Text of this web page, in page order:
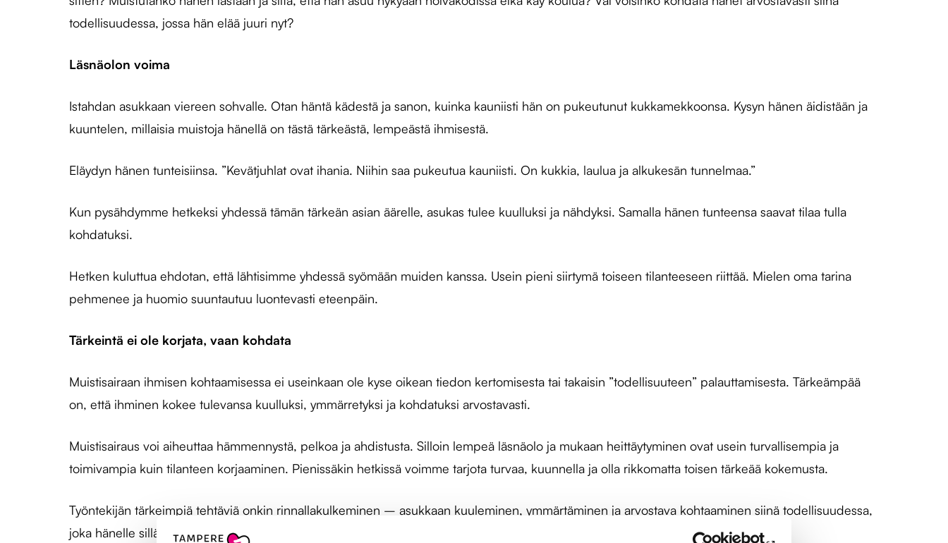
todellisuudessa, jossa hän elää juuri nyt?
Läsnäolon voima
Istahdan asukkaan viereen sohvalle. Otan häntä kädestä ja sanon, kuinka kauniisti hän on pukeutunut kukkamekkoonsa. Kysyn hänen äidistään ja
kuuntelen, millaisia muistoja hänellä on tästä tärkeästä, lempeästä ihmisestä.
Eläydyn hänen tunteisiinsa. ”Kevätjuhlat ovat ihania. Niihin saa pukeutua kauniisti. On kukkia, laulua ja alkukesän tunnelmaa.”
Kun pysähdymme hetkeksi yhdessä tämän tärkeän asian äärelle, asukas tulee kuulluksi ja nähdyksi. Samalla hänen tunteensa saavat tilaa tulla
kohdatuksi.
Hetken kuluttua ehdotan, että lähtisimme yhdessä syömään muiden kanssa. Usein pieni siirtymä toiseen tilanteeseen riittää. Mielen oma tarina
pehmenee ja huomio suuntautuu luontevasti eteenpäin.
Tärkeintä ei ole korjata, vaan kohdata
Muistisairaan ihmisen kohtaamisessa ei useinkaan ole kyse oikean tiedon kertomisesta tai takaisin ”todellisuuteen” palauttamisesta. Tärkeämpää
on, että ihminen kokee tulevansa kuulluksi, ymmärretyksi ja kohdatuksi arvostavasti.
Muistisairaus voi aiheuttaa hämmennystä, pelkoa ja ahdistusta. Silloin lempeä läsnäolo ja mukaan heittäytyminen ovat usein turvallisempia ja
toimivampia kuin tilanteen korjaaminen. Pienissäkin hetkissä voimme tarjota turvaa, kuunnella ja olla rikkomatta toisen tärkeää kokemusta.
Työntekijän tärkeimpiä tehtäviä onkin rinnallakulkeminen – asukkaan kuuleminen, ymmärtäminen ja arvostava kohtaaminen siinä todellisuudessa,
joka hänelle sillä hetkellä on totta.